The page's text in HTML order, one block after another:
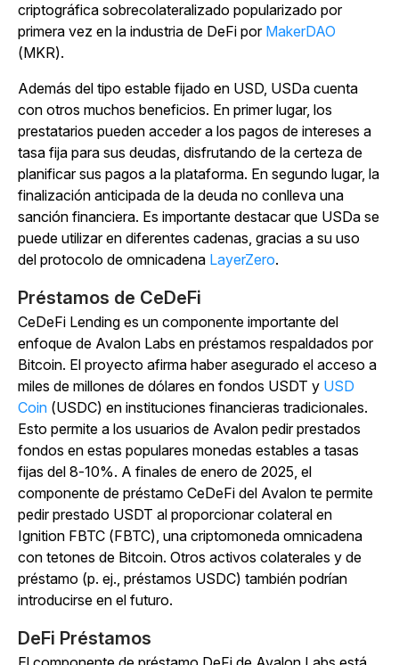
criptográfica sobrecolateralizado popularizado por
primera vez en la industria de DeFi por MakerDAO
(MKR).
Además del tipo estable fijado en USD, USDa cuenta
con otros muchos beneficios. En primer lugar, los
prestatarios pueden acceder a los pagos de intereses a
tasa fija para sus deudas, disfrutando de la certeza de
planificar sus pagos a la plataforma. En segundo lugar, la
finalización anticipada de la deuda no conlleva una
sanción financiera. Es importante destacar que USDa se
puede utilizar en diferentes cadenas, gracias a su uso
del protocolo de omnicadena LayerZero.
Préstamos de CeDeFi
CeDeFi Lending es un componente importante del
enfoque de Avalon Labs en préstamos respaldados por
Bitcoin. El proyecto afirma haber asegurado el acceso a
miles de millones de dólares en fondos USDT y USD
Coin (USDC) en instituciones financieras tradicionales.
Esto permite a los usuarios de Avalon pedir prestados
fondos en estas populares monedas estables a tasas
fijas del 8-10%. A finales de enero de 2025, el
componente de préstamo CeDeFi del Avalon te permite
pedir prestado USDT al proporcionar colateral en
Ignition FBTC (FBTC), una criptomoneda omnicadena
con tetones de Bitcoin. Otros activos colaterales y de
préstamo (p. ej., préstamos USDC) también podrían
introducirse en el futuro.
DeFi Préstamos